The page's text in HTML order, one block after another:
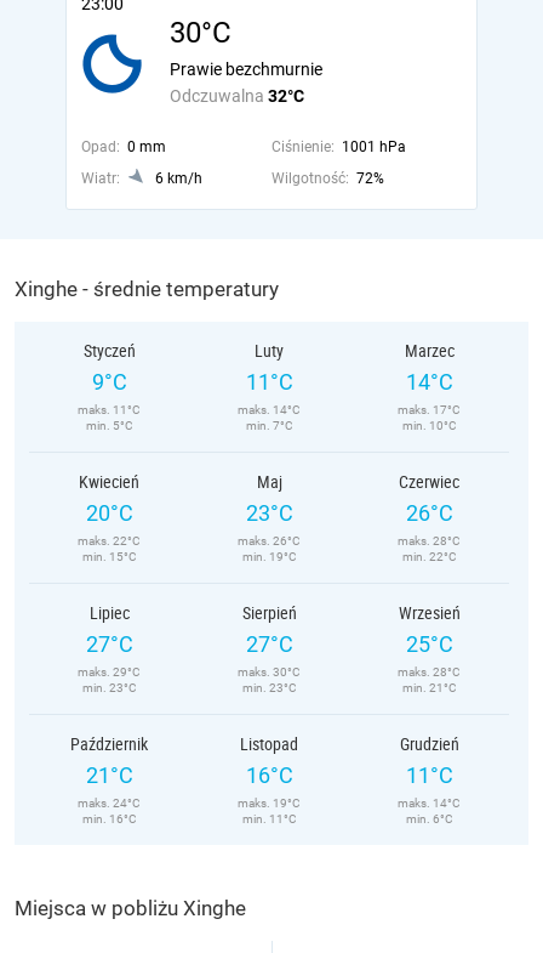
30°C
Odczuwalna 32°C
Prawie bezchmurnie
Opad: 0 mm Ciśnienie: 1001 hPa
Wiatr:
6 km/h Wilgotność: 72%
Xinghe - średnie temperatury
Styczeń
9°C
maks. 11°C
min. 5°C
Luty
11°C
maks. 14°C
min. 7°C
Marzec
14°C
maks. 17°C
min. 10°C
Kwiecień
20°C
maks. 22°C
min. 15°C
Maj
23°C
maks. 26°C
min. 19°C
Czerwiec
26°C
maks. 28°C
min. 22°C
Lipiec
27°C
maks. 29°C
min. 23°C
Sierpień
27°C
maks. 30°C
min. 23°C
Wrzesień
25°C
maks. 28°C
min. 21°C
Październik
21°C
maks. 24°C
min. 16°C
Listopad
16°C
maks. 19°C
min. 11°C
Grudzień
11°C
maks. 14°C
min. 6°C
Miejsca w pobliżu Xinghe